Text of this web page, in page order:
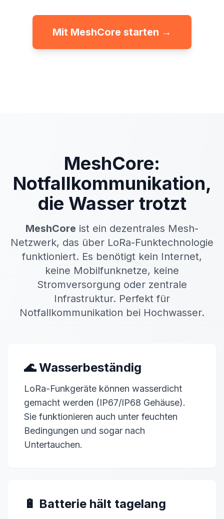
Mit MeshCore starten →
MeshCore:
Notfallkommunikation,
die Wasser trotzt
MeshCore ist ein dezentrales Mesh-
Netzwerk, das über LoRa-Funktechnologie
funktioniert. Es benötigt kein Internet,
keine Mobilfunknetze, keine
Stromversorgung oder zentrale
Infrastruktur. Perfekt für
Notfallkommunikation bei Hochwasser.
🌊 Wasserbeständig
LoRa-Funkgeräte können wasserdicht
gemacht werden (IP67/IP68 Gehäuse).
Sie funktionieren auch unter feuchten
Bedingungen und sogar nach
Untertauchen.
🔋 Batterie hält tagelang